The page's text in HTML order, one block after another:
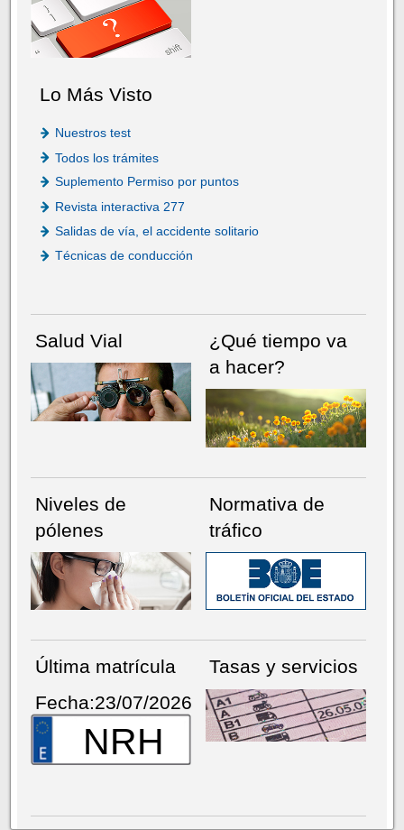
Lo Más Visto
Nuestros test
Todos los trámites
Suplemento Permiso por puntos
Revista interactiva 277
Salidas de vía, el accidente solitario
Técnicas de conducción
Salud Vial
¿Qué tiempo va
a hacer?
Niveles de
pólenes
Normativa de
tráfico
Última matrícula
Fecha:23/07/2026
NRH
Tasas y servicios